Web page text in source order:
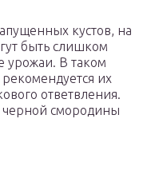
кустов, на
быть слишком
урожаи. В таком
их
ответвления.
черной смородины